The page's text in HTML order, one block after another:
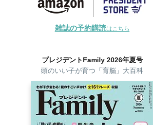
雑誌の予約購読はこちら
プレジデントFamily 2026年夏号
頭のいい子が育つ「育脳」大百科